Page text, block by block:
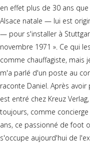
en effet plus de 30 ans
Alsace natale — lui est
— pour s'installer à
novembre 1971 ». Ce qui
comme chauffagiste, mais
m'a parlé d'un poste au
raconte Daniel. Après
est entré chez Kreuz
toujours, comme
ans, ce passionné de foot
s'occupe aujourd'hui de